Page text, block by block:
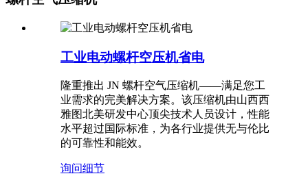
工业电动螺杆空压机省电
隆重推出 JN 螺杆空气压缩机——满足您工
业需求的完美解决方案。该压缩机由山西西
雅图北美研发中心顶尖技术人员设计，性能
水平超过国际标准，为各行业提供无与伦比
的可靠性和能效。
询问细节